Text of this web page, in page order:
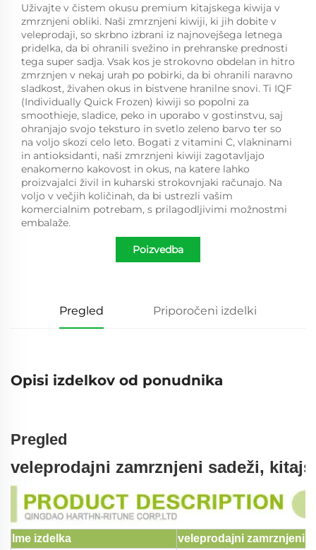
Uživajte v čistem okusu premium kitajskega kiwija v
zmrznjeni obliki. Naši zmrznjeni kiwiji, ki jih dobite v
veleprodaji, so skrbno izbrani iz najnovejšega letnega
pridelka, da bi ohranili svežino in prehranske prednosti
tega super sadja. Vsak kos je strokovno obdelan in hitro
zmrznjen v nekaj urah po pobirki, da bi ohranili naravno
sladkost, živahen okus in bistvene hranilne snovi. Ti IQF
(Individually Quick Frozen) kiwiji so popolni za
smoothieje, sladice, peko in uporabo v gostinstvu, saj
ohranjajo svojo teksturo in svetlo zeleno barvo ter so
na voljo skozi celo leto. Bogati z vitamini C, vlakninami
in antioksidanti, naši zmrznjeni kiwiji zagotavljajo
enakomerno kakovost in okus, na katere lahko
proizvajalci živil in kuharski strokovnjaki računajo. Na
voljo v večjih količinah, da bi ustrezli vašim
komercialnim potrebam, s prilagodljivimi možnostmi
embalaže.
Poizvedba
Pregled Priporočeni izdelki
Opisi izdelkov od ponudnika
Pregled
veleprodajni zamrznjeni sadeži,
Ime izdelka
veleprodajni zamrznjeni